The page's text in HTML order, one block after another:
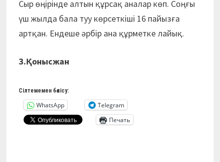
Сыр өңірінде алтын құрсақ аналар көп. Соңғы
үш жылда бала туу көрсеткіші 16 пайызға
артқан. Ендеше әрбір ана құрметке лайық.
З.Қонысжан
Сілтемемен бөлісу:
WhatsApp
Telegram
Печать